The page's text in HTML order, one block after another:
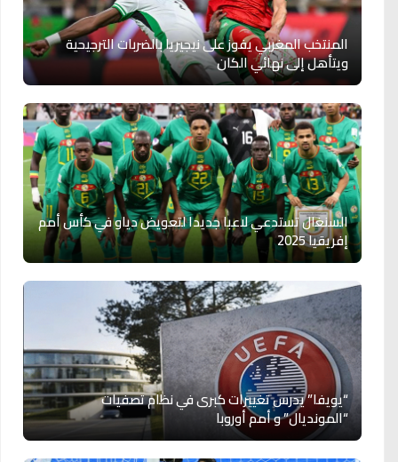
المنتخب المغربي يفوز على نيجيريا بالضربات الترجيحية
ويتأهل إلى نهائي الكان
السنغال تستدعي لاعبا جديدا لتعويض دياو في كأس أمم
إفريقيا 2025
“يويفا” يدرس تغييرات كبرى في نظام تصفيات
“المونديال” و أمم أوروبا